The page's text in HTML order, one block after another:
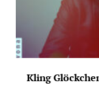
Kling